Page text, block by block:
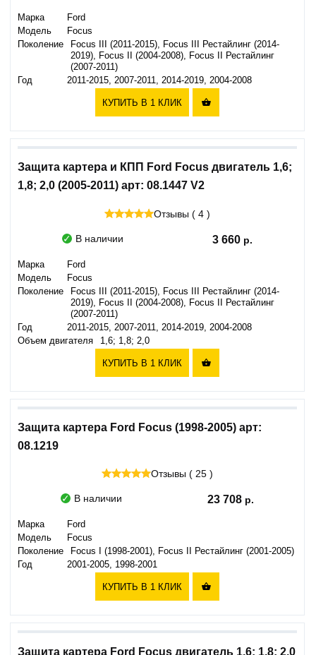
Марка
Ford
Модель
Focus
Поколение
Focus III (2011-2015), Focus III Рестайлинг (2014-
2019), Focus II (2004-2008), Focus II Рестайлинг
(2007-2011)
Год
2011-2015, 2007-2011, 2014-2019, 2004-2008
КУПИТЬ В 1 КЛИК 
Защита картера и КПП Ford Focus двигатель 1,6;
1,8; 2,0 (2005-2011) арт: 08.1447 V2
Отзывы ( 4 )
В наличии 3 660
Марка
Ford
Модель
Focus
Поколение
Focus III (2011-2015), Focus III Рестайлинг (2014-
2019), Focus II (2004-2008), Focus II Рестайлинг
(2007-2011)
Год
2011-2015, 2007-2011, 2014-2019, 2004-2008
Объем двигателя
1,6; 1,8; 2,0
КУПИТЬ В 1 КЛИК 
Защита картера Ford Focus (1998-2005) арт:
08.1219
Отзывы ( 25 )
В наличии 23 708
Марка
Ford
Модель
Focus
Поколение
Focus I (1998-2001), Focus II Рестайлинг (2001-2005)
Год
2001-2005, 1998-2001
КУПИТЬ В 1 КЛИК 
Защита картера Ford Focus двигатель 1,6; 1,8; 2,0